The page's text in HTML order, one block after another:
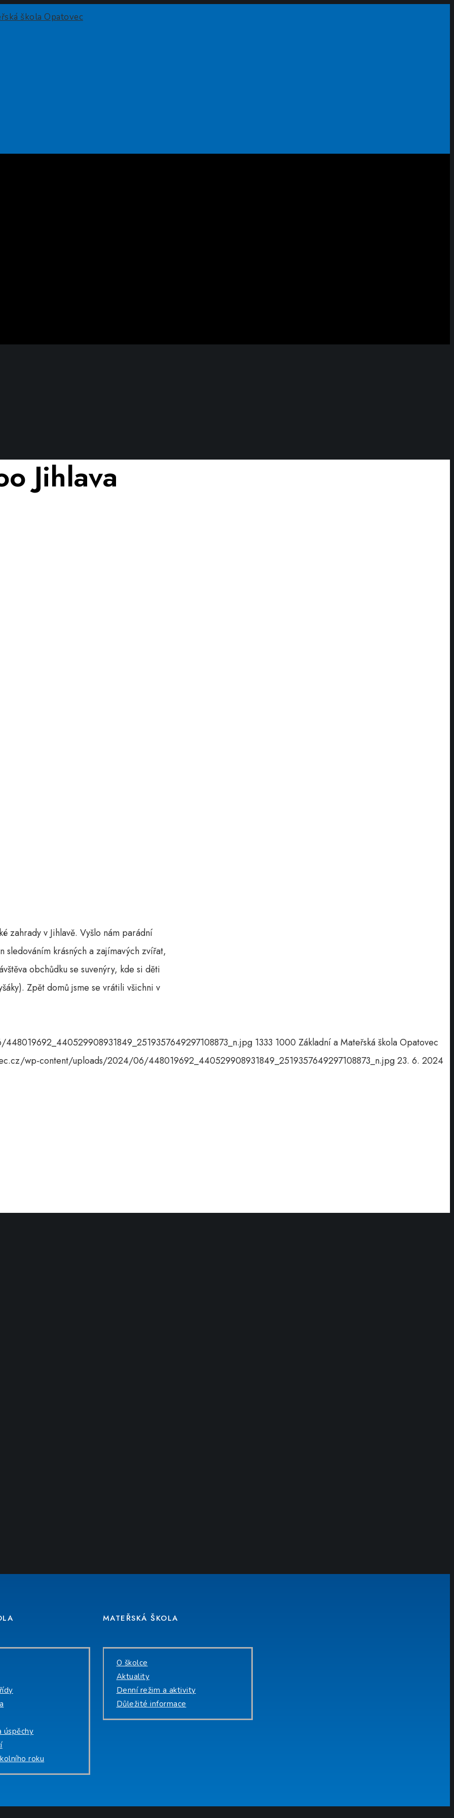
Jihlava
zahrady v Jihlavě. Vyšlo nám parádní
krásných a zajímavých zvířat,
obchůdku se suvenýry, kde si děti
Zpět domů jsme se vrátili všichni v
1333 1000 Základní a Mateřská škola Opatovec
wp-content/uploads/2024/06/448019692_440529908931849_2519357649297108873_n.jpg23. 6. 2024
úspěchy
roku
MATEŘSKÁ ŠKOLA
O školce
Aktuality
Denní režim a aktivity
Důležité informace